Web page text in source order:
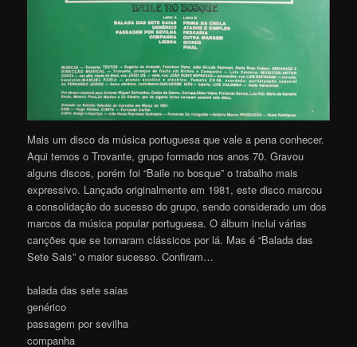
Mais um disco da música portuguesa que vale a pena conhecer.
Aqui temos o Trovante, grupo formado nos anos 70. Gravou
alguns discos, porém foi “Baile no bosque” o trabalho mais
expressivo. Lançado originalmente em 1981, este disco marcou
a consolidação do sucesso do grupo, sendo considerado um dos
marcos da música popular portuguesa. O álbum inclui várias
canções que se tornaram clássicos por lá. Mas é “Balada das
Sete Sais” o maior sucesso. Confiram…
balada das sete saias
genérico
passagem por sevilha
companha